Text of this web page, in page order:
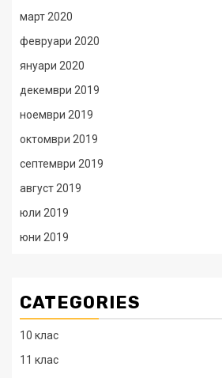
март 2020
февруари 2020
януари 2020
декември 2019
ноември 2019
октомври 2019
септември 2019
август 2019
юли 2019
юни 2019
CATEGORIES
10 клас
11 клас